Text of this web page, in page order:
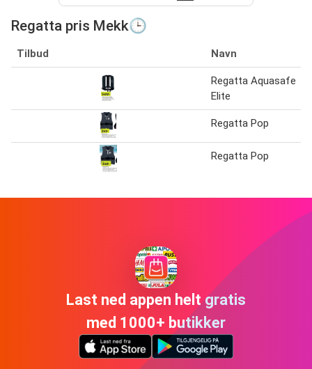
Regatta pris Mekk🕒
Tilbud Navn
Regatta Aquasafe
Elite
Regatta Pop
Regatta Pop
Last ned appen helt gratis
med 1000+ butikker